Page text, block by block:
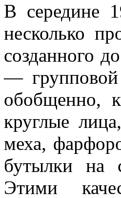
В середине
несколько
созданного
— групповой
обобщенно,
круглые
меха,
бутылки на
Этими